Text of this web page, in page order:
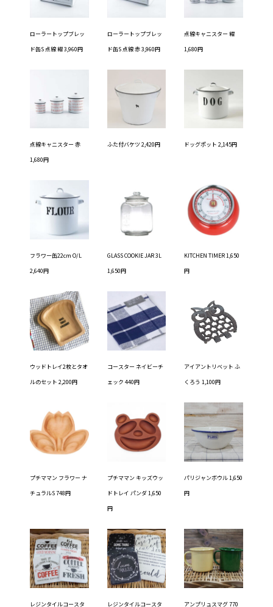
ローラートップブレッ
ド缶S 点線 紺 3,960円
ローラートップブレッ
ド缶S 点線 赤 3,960円
点線キャニスター 紺
1,680円
点線キャニスター 赤
1,680円
ふた付バケツ 2,420円 ドッグポット 2,145円
フラワー缶22cm O/L
2,640円
GLASS COOKIE JAR 3L
1,650円
KITCHEN TIMER 1,650
円
ウッドトレイ2枚とタオ
ルのセット 2,200円
コースター ネイビーチ
ェック 440円
アイアントリベット ふ
くろう 1,100円
プチママン フラワー ナ
チュラルS 748円
プチママン キッズウッ
ドトレイ パンダ 1,650
円
パリジャンボウル 1,650
円
レジンタイルコースタ
レジンタイルコースタ
アンプリュスマグ 770